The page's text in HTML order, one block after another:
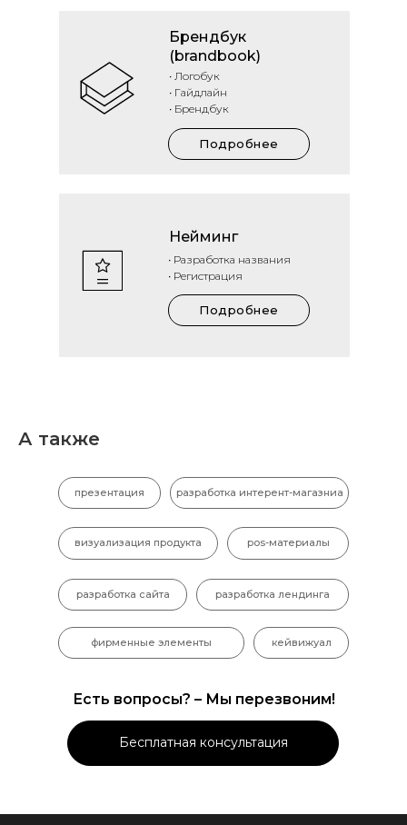
Брендбук
(brandbook)
• Логобук
• Гайдлайн
• Брендбук
Нейминг
• Разработка названия
• Регистрация
Подробнее
Подробнее
А также
Есть вопросы? – Мы перезвоним!
pos-материалы
разработка сайта
разработка интерент-магазниа
разработка лендинга
презентация
визуализация продукта
фирменные элементы кейвижуал
Бесплатная консультация